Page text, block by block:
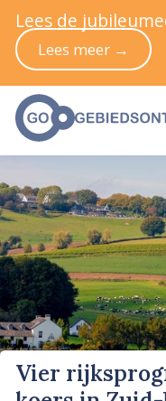
Vier
Lees de
Lees meer →